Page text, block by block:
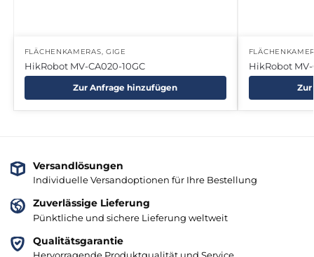
FLÄCHENKAMERAS, GIGE
HikRobot MV-CA020-10GC
Zur Anfrage hinzufügen
HikRobot MV-
Versandlösungen
Individuelle Versandoptionen für Ihre Bestellung
Zuverlässige Lieferung
Pünktliche und sichere Lieferung weltweit
Qualitätsgarantie